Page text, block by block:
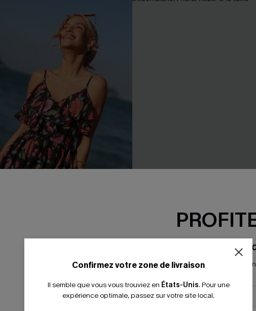
Combishort floral nouer à la
29,00 €
Confirmez votre zone de livraison
Il semble que vous vous trouviez en États-Unis. Pour une
expérience optimale, passez sur votre site local.
-15% dès 2
*Un code par